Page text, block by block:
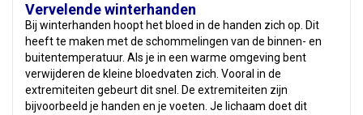
Vervelende winterhanden
Bij winterhanden hoopt het bloed in de handen zich op. Dit
heeft te maken met de schommelingen van de binnen- en
buitentemperatuur. Als je in een warme omgeving bent
verwijderen de kleine bloedvaten zich. Vooral in de
extremiteiten gebeurt dit snel. De extremiteiten zijn
bijvoorbeeld je handen en je voeten. Je lichaam doet dit